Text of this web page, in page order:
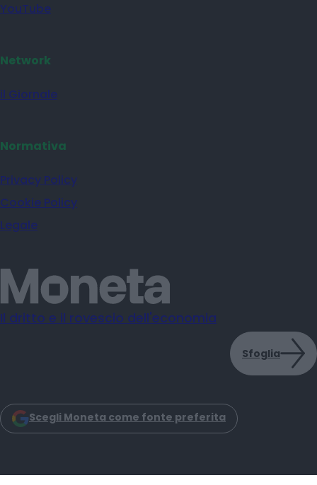
YouTube
Network
il Giornale
Normativa
Privacy Policy
Cookie Policy
Legale
Il dritto e il rovescio dell'economia
Sfoglia
Scegli Moneta come fonte preferita